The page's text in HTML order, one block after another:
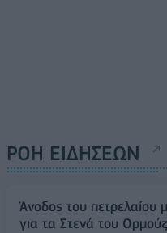
ΡΟΗ ΕΙΔΗΣΕΩΝ
Άνοδος του πετρελαίου
για τα Στενά του Ορμούζ